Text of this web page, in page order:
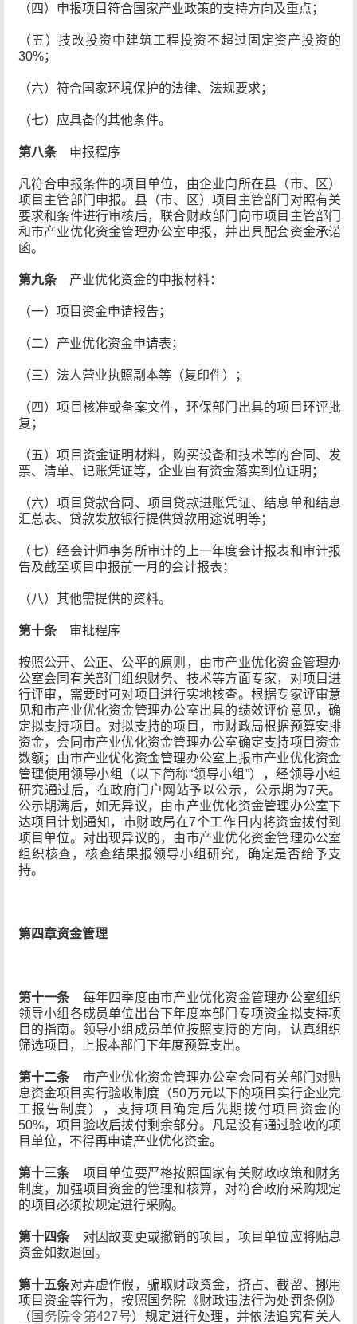
（四）申报项目符合国家产业政策的支持方向及重点；
（五）技改投资中建筑工程投资不超过固定资产投资的
30%；
（六）符合国家环境保护的法律、法规要求；
（七）应具备的其他条件。
第八条申报程序
凡符合申报条件的项目单位，由企业向所在县（市、区）
项目主管部门申报。县（市、区）项目主管部门对照有关
要求和条件进行审核后，联合财政部门向市项目主管部门
和市产业优化资金管理办公室申报，并出具配套资金承诺
函。
第九条产业优化资金的申报材料：
（一）项目资金申请报告；
（二）产业优化资金申请表；
（三）法人营业执照副本等（复印件）；
（四）项目核准或备案文件，环保部门出具的项目环评批
复；
（五）项目资金证明材料，购买设备和技术等的合同、发
票、清单、记账凭证等，企业自有资金落实到位证明；
（六）项目贷款合同、项目贷款进账凭证、结息单和结息
汇总表、贷款发放银行提供贷款用途说明等；
（七）经会计师事务所审计的上一年度会计报表和审计报
告及截至项目申报前一月的会计报表；
（八）其他需提供的资料。
第十条审批程序
按照公开、公正、公平的原则，由市产业优化资金管理办
公室会同有关部门组织财务、技术等方面专家，对项目进
行评审，需要时可对项目进行实地核查。根据专家评审意
见和市产业优化资金管理办公室出具的绩效评价意见，确
定拟支持项目。对拟支持的项目，市财政局根据预算安排
资金，会同市产业优化资金管理办公室确定支持项目资金
数额；由市产业优化资金管理办公室上报市产业优化资金
管理使用领导小组（以下简称“领导小组”），经领导小组
研究通过后，在政府门户网站予以公示，公示期为7天。
公示期满后，如无异议，由市产业优化资金管理办公室下
达项目计划通知，市财政局在7个工作日内将资金拨付到
项目单位。对出现异议的，由市产业优化资金管理办公室
组织核查，核查结果报领导小组研究，确定是否给予支
持。
第四章资金管理
第十一条每年四季度由市产业优化资金管理办公室组织
领导小组各成员单位出台下年度本部门专项资金拟支持项
目的指南。领导小组成员单位按照支持的方向，认真组织
筛选项目，上报本部门下年度预算支出。
第十二条市产业优化资金管理办公室会同有关部门对贴
息资金项目实行验收制度（50万元以下的项目实行企业完
工报告制度），支持项目确定后先期拨付项目资金的
50%，项目验收后拨付剩余部分。凡是没有通过验收的项
目单位，不得再申请产业优化资金。
第十三条 项目单位要严格按照国家有关财政政策和财务
制度，加强项目资金的管理和核算，对符合政府采购规定
的项目必须按规定进行采购。
第十四条 对因故变更或撤销的项目，项目单位应将贴息
资金如数退回。
第十五条对弄虚作假，骗取财政资金，挤占、截留、挪用
项目资金等行为，按照国务院《财政违法行为处罚条例》
（ 国务院令第427号）规定进行处理，并依法追究有关人